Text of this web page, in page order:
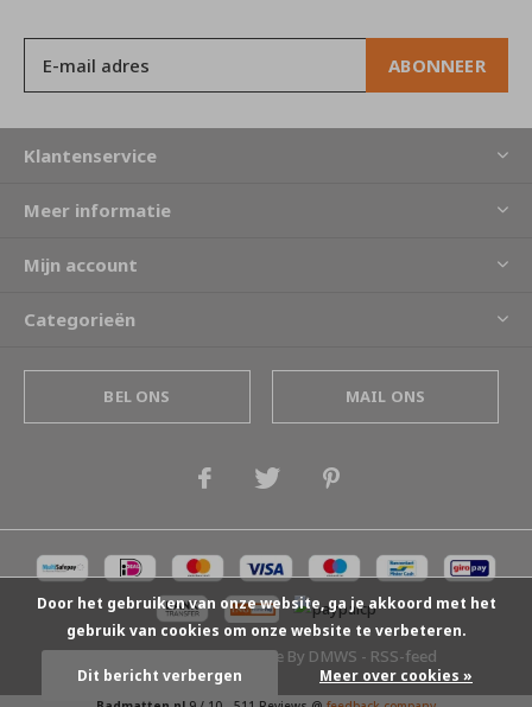
ABONNEER
Klantenservice
Meer informatie
Mijn account
Categorieën
BEL ONS MAIL ONS
© Copyright2026- Theme By DMWS - RSS-feed
Door het gebruiken van onze website, ga je akkoord met het
gebruik van cookies om onze website te verbeteren.
Dit bericht verbergen Meer over cookies »